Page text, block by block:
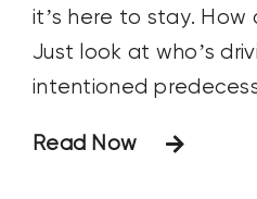
it’s here to stay. How
Just look at who’s
intentioned
ag has a financial
Read Now